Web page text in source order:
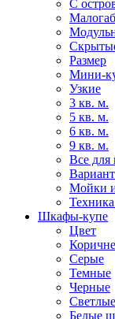
С
Размер
Мини-
Узкие
3 кв. м.
5 кв. м.
6 кв. м.
9 кв. м.
Все для
Мойки
Шкафы-купе
Цвет
Серые
Темные
Черные
Светлые
Белые